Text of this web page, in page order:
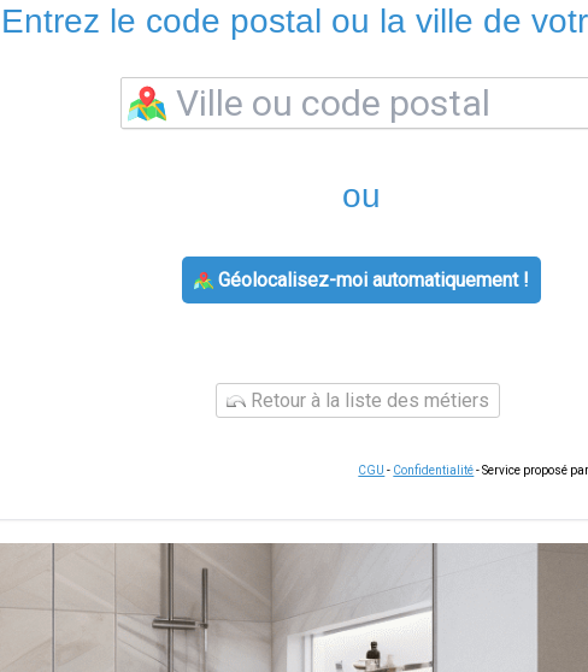
Entrez le code postal ou la ville de
ou
Géolocalisez-moi automatiquement !
Retour à la liste des métiers
CGU - Confidentialité- Service proposé